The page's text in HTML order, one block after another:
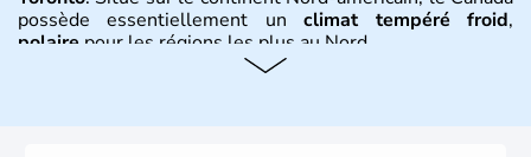
possède essentiellement unclimat tempéré froid,
polaire pour les régions les plus au Nord.